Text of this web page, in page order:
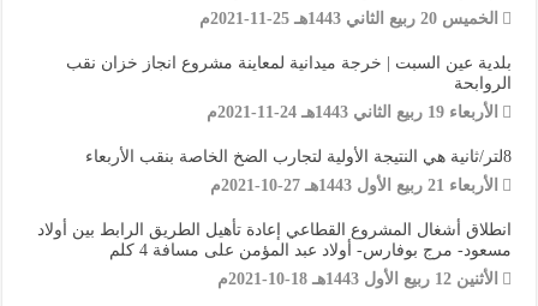
الخميس 20 ربيع الثاني 1443هـ 25-11-2021م
بلدية عين السبت | خرجة ميدانية لمعاينة مشروع انجاز خزان نقب
الروابحة
الأربعاء 19 ربيع الثاني 1443هـ 24-11-2021م
8لتر/ثانية هي النتيجة الأولية لتجارب الضخ الخاصة بنقب الأربعاء
الأربعاء 21 ربيع الأول 1443هـ 27-10-2021م
انطلاق أشغال المشروع القطاعي إعادة تأهيل الطريق الرابط بين أولاد
مسعود- مرج بوفارس- أولاد عبد المؤمن على مسافة 4 كلم
الأثنين 12 ربيع الأول 1443هـ 18-10-2021م